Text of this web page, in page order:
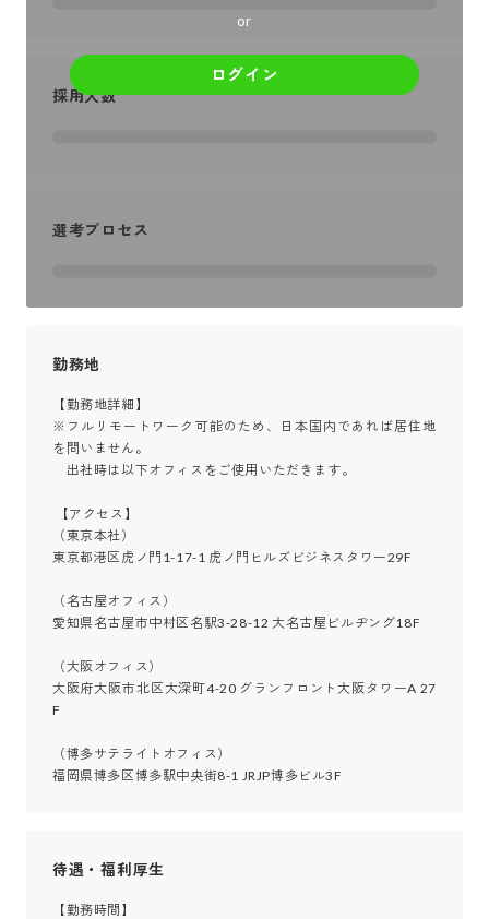
or
ログイン
採用人数
選考プロセス
勤務地
【勤務地詳細】
※フルリモートワーク可能のため、日本国内であれば居住地
を問いません。
出社時は以下オフィスをご使用いただきます。
（東京本社）
東京都港区虎ノ門1-17-1 虎ノ門ヒルズビジネスタワー29F
（名古屋オフィス）
愛知県名古屋市中村区名駅3-28-12 大名古屋ビルヂング18F
（大阪オフィス）
大阪府大阪市北区大深町4-20 グランフロント大阪タワーA 27
F
（博多サテライトオフィス）
福岡県博多区博多駅中央街8-1 JRJP博多ビル3F
待遇・福利厚生
【勤務時間】